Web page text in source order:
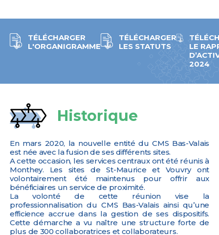
TÉLÉCHARGER
L'ORGANIGRAMME
TÉLÉCHARGER
LES STATUTS
LE
2024
Historique
En mars 2020, la nouvelle entité du CMS Bas-Valais
est née avec la fusion de ses différents sites.
A cette occasion, les services centraux ont été réunis à
Monthey. Les sites de St-Maurice et Vouvry ont
volontairement été maintenus pour offrir aux
bénéficiaires un service de proximité.
La volonté de cette réunion vise la
professionnalisation du CMS Bas-Valais ainsi qu’une
efficience accrue dans la gestion de ses dispositifs.
Cette démarche a vu naître une structure forte de
plus de 300 collaboratrices et collaborateurs.